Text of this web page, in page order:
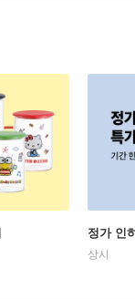
정가 인
상시